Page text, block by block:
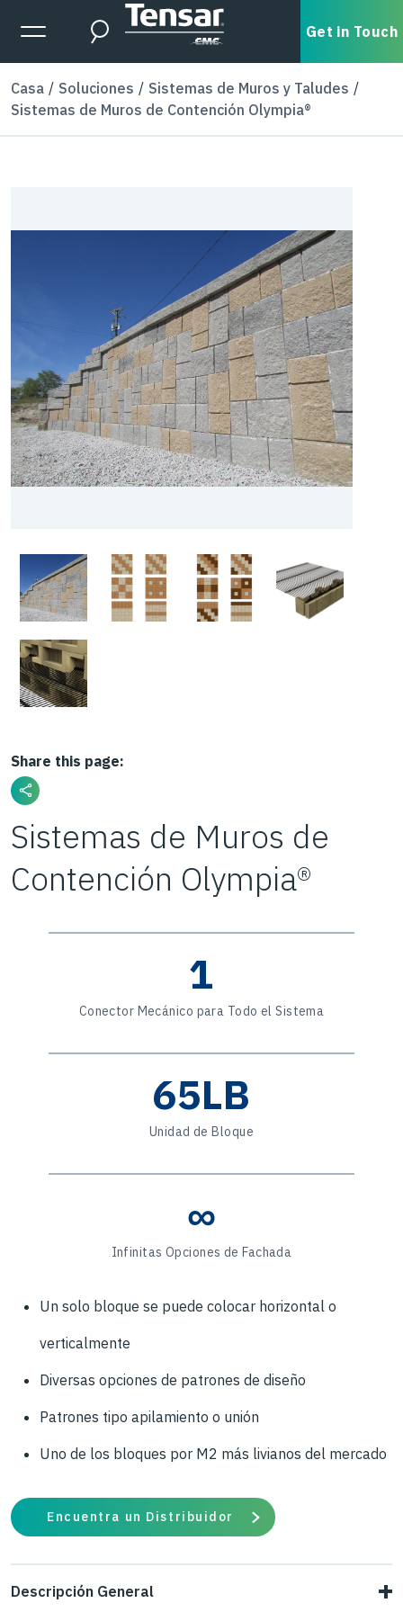
Skip to main content
Expanded Menu Toggle
Search Get in Touch
Casa Soluciones
Sistemas de Muros y Taludes
Sistemas de Muros de Contención Olympia®
Share this page:
Sistemas de Muros de
Contención Olympia®
1
Conector Mecánico para Todo el Sistema
65LB
Unidad de Bloque
∞
Infinitas Opciones de Fachada
Un solo bloque se puede colocar horizontal o
verticalmente
Diversas opciones de patrones de diseño
Patrones tipo apilamiento o unión
Uno de los bloques por M2 más livianos del mercado
Encuentra un Distribuidor
Descripción General